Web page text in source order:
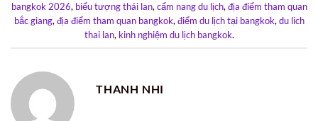
bangkok 2026, biểu tượng thái lan,cẩm nang du lịch,địa điểm tham quan
bắc giang,địa điểm tham quan bangkok,điểm du lịch tại bangkok,du lich
thai lan, kinh nghiệm du lịch bangkok.
THANH NHI